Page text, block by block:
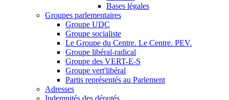
Bases légales
Groupes parlementaires
Groupe UDC
Groupe socialiste
Le Groupe du Centre. Le Centre. PEV.
Groupe libéral-radical
Groupe des VERT-E-S
Groupe vert'libéral
Partis représentés au Parlement
Adresses